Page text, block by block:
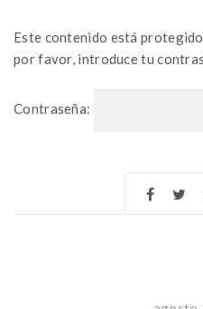
Este contenido está
por favor, introduce tu
Contraseña: